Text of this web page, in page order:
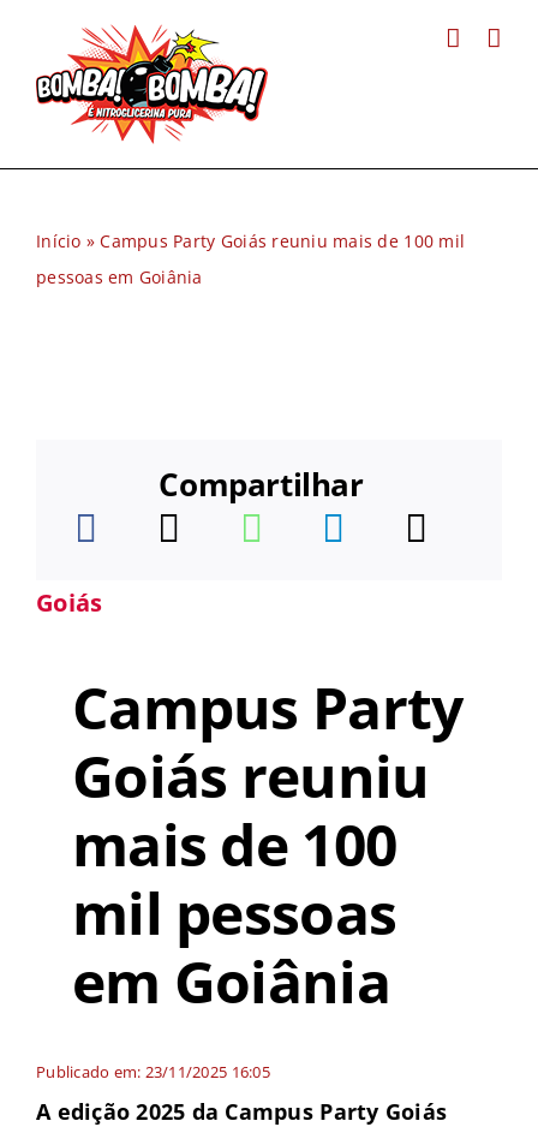
conteúdo
Início »Campus Party Goiás reuniu mais de 100 mil
pessoas em Goiânia
Compartilhar
Goiás
Campus Party
Goiás reuniu
mais de 100
mil pessoas
em Goiânia
Publicado em: 23/11/2025 16:05
A edição 2025 da Campus Party Goiás